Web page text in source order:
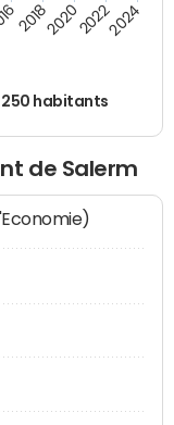
250 habitants
2018202020222024
de Salerm